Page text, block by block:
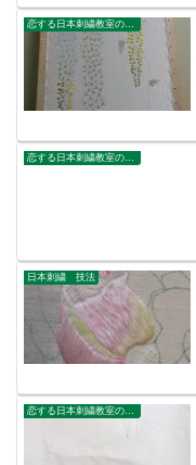
恋する日本刺繍教室のブログ
日本刺繍 技法
恋する日本刺繍教室のブログ